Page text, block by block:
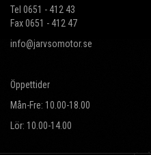
Tel 0651 - 412 43
Fax 0651 - 412 47
info@jarvsomotor.se
Öppettider
Mån-Fre: 10.00-18.00
Lör: 10.00-14.00